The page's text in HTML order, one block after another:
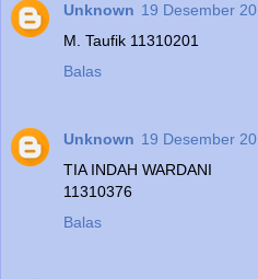
Unknown 19 Desember
M. Taufik 11310201
Balas
Unknown 19 Desember
TIA INDAH WARDANI
11310376
Balas